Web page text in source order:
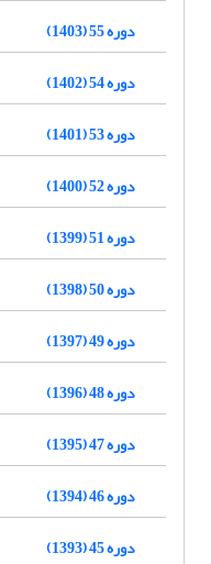
دوره 55 (1403)
دوره 54 (1402)
دوره 53 (1401)
دوره 52 (1400)
دوره 51 (1399)
دوره 50 (1398)
دوره 49 (1397)
دوره 48 (1396)
دوره 47 (1395)
دوره 46 (1394)
دوره 45 (1393)